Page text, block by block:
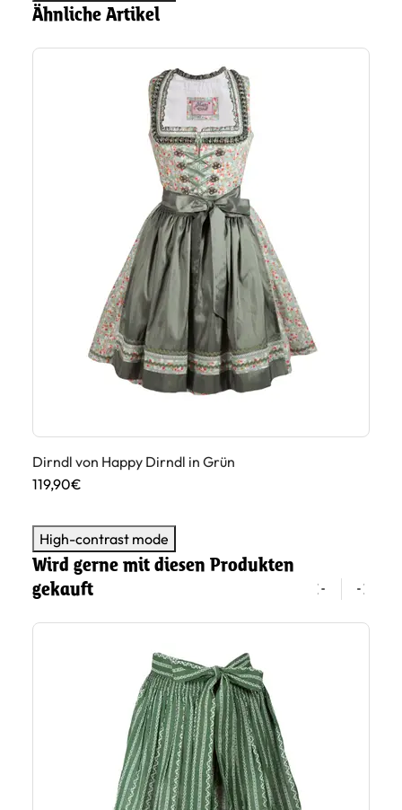
Ähnliche Artikel
Dirndl von Happy Dirndl in Grün
119,90€
High-contrast mode
Wird gerne mit diesen Produkten
gekauft